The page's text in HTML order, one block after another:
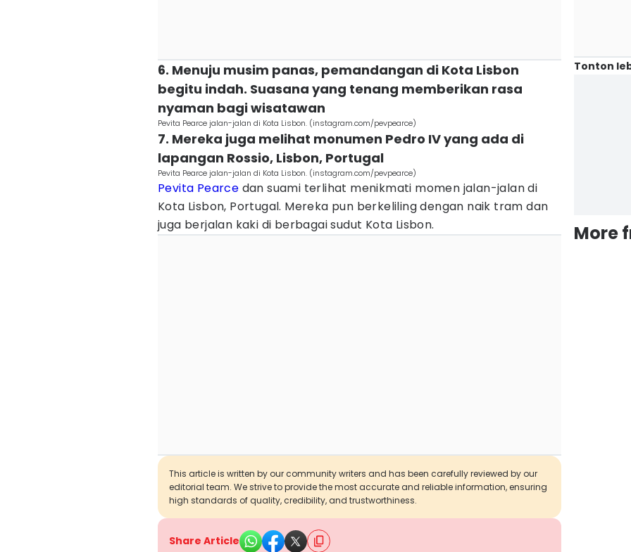
6. Menuju musim panas, pemandangan di Kota Lisbon
begitu indah. Suasana yang tenang memberikan rasa
nyaman bagi wisatawan
Pevita Pearce jalan-jalan di Kota Lisbon. (instagram.com/pevpearce)
7. Mereka juga melihat monumen Pedro IV yang ada di
lapangan Rossio, Lisbon, Portugal
Pevita Pearce jalan-jalan di Kota Lisbon. (instagram.com/pevpearce)
Pevita Pearce dan suami terlihat menikmati momen jalan-jalan di
Kota Lisbon, Portugal. Mereka pun berkeliling dengan naik tram dan
juga berjalan kaki di berbagai sudut Kota Lisbon.
This article is written by our community writers and has been carefully reviewed by our
editorial team. We strive to provide the most accurate and reliable information, ensuring
high standards of quality, credibility, and trustworthiness.
Share Article
Tonton
More